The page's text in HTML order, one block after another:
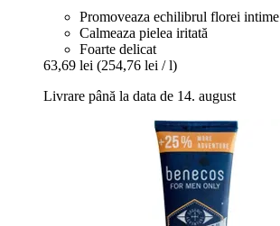
Promoveaza echilibrul florei intime
Calmeaza pielea iritată
Foarte delicat
63,69 lei (254,76 lei / l)
Livrare până la data de 14. august